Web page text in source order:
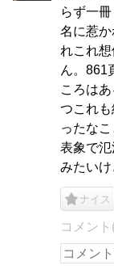
らず一
名に惹
れこれ
ん。861
ころは
つこれ
ったな
表象で
みたいけ
ナイス
コメント